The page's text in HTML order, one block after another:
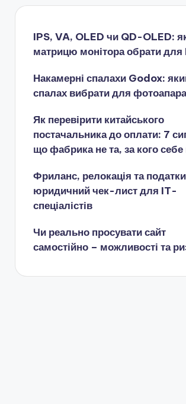
IPS, VA, OLED чи QD-OLED:
матрицю монітора обрати для
Накамерні спалахи Godox:
спалах вибрати для
Як перевірити китайського
постачальника до оплати: 7
що фабрика не та, за кого
Фриланс, релокація та
юридичний чек-лист для IT-
спеціалістів
Чи реально просувати сайт
самостійно – можливості та